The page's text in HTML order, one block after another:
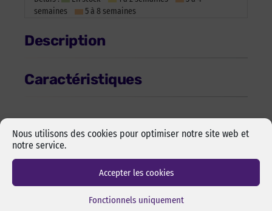
Nous utilisons des cookies pour optimiser notre site web et
notre service.
Accepter les cookies
Fonctionnels uniquement
semaines
5 à 8 semaines
Description
Caractéristiques
Les incontournables